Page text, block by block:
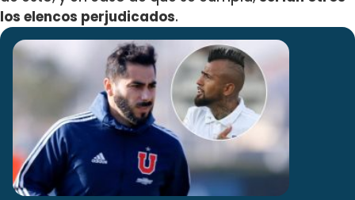
los elencos perjudicados.